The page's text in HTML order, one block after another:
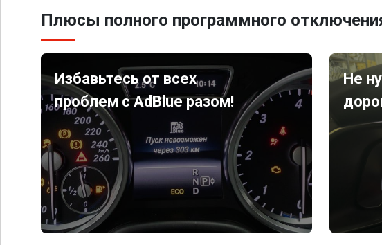
Плюсы полного программного
Избавьтесь от всех
проблем с AdBlue разом!
Не